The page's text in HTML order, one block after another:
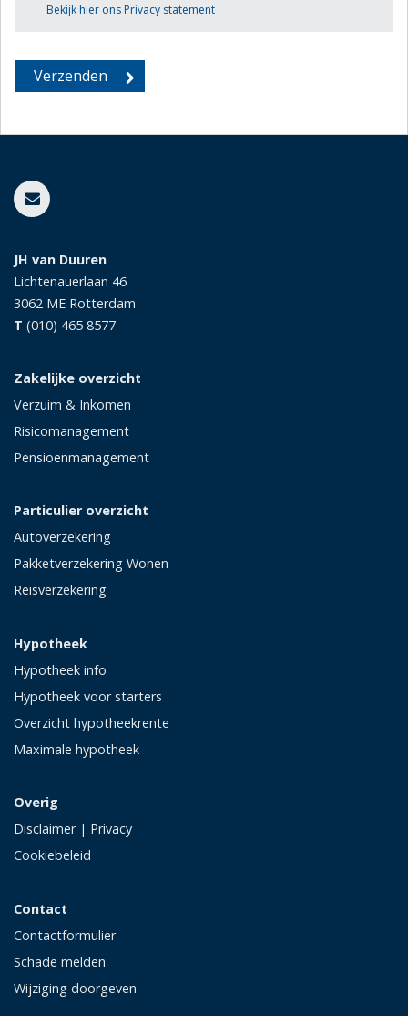
Bekijk hier ons Privacy statement
JH van Duuren
Lichtenauerlaan 46
3062 ME Rotterdam
T (010) 465 8577
Zakelijke overzicht
Verzuim & Inkomen
Risicomanagement
Pensioenmanagement
Particulier overzicht
Autoverzekering
Pakketverzekering Wonen
Reisverzekering
Hypotheek
Hypotheek info
Hypotheek voor starters
Overzicht hypotheekrente
Maximale hypotheek
Overig
Disclaimer| Privacy
Cookiebeleid
Contact
Contactformulier
Schade melden
Wijziging doorgeven